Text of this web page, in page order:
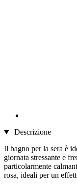
Descrizione
Il bagno per la sera è
giornata stressante e
particolarmente
rosa, ideali per un